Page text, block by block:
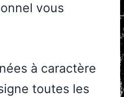
vous
à caractère
toutes les